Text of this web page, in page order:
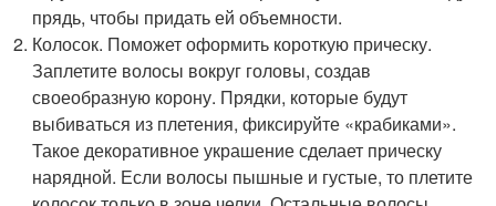
прядь, чтобы придать ей объемности.
Колосок. Поможет оформить короткую прическу.
Заплетите волосы вокруг головы, создав
своеобразную корону. Прядки, которые будут
выбиваться из плетения, фиксируйте «крабиками».
Такое декоративное украшение сделает прическу
нарядной. Если волосы пышные и густые, то плетите